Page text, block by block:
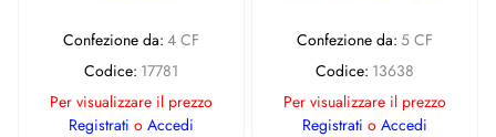
Confezione da: 4 CF
Codice: 17781
Per visualizzare il prezzo
Registrati o Accedi
Confezione da: 5 CF
Codice: 13638
Per visualizzare il prezzo
Registrati o Accedi